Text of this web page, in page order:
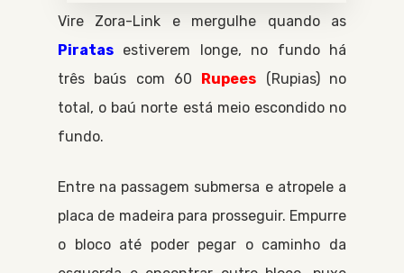
Vire Zora-Link e mergulhe quando as
Piratas estiverem longe, no fundo há
três baús com 60 Rupees Rupias no
total, o baú norte está meio escondido no
fundo.
Entre na passagem submersa e atropele a
placa de madeira para prosseguir. Empurre
o bloco até poder pegar o caminho da